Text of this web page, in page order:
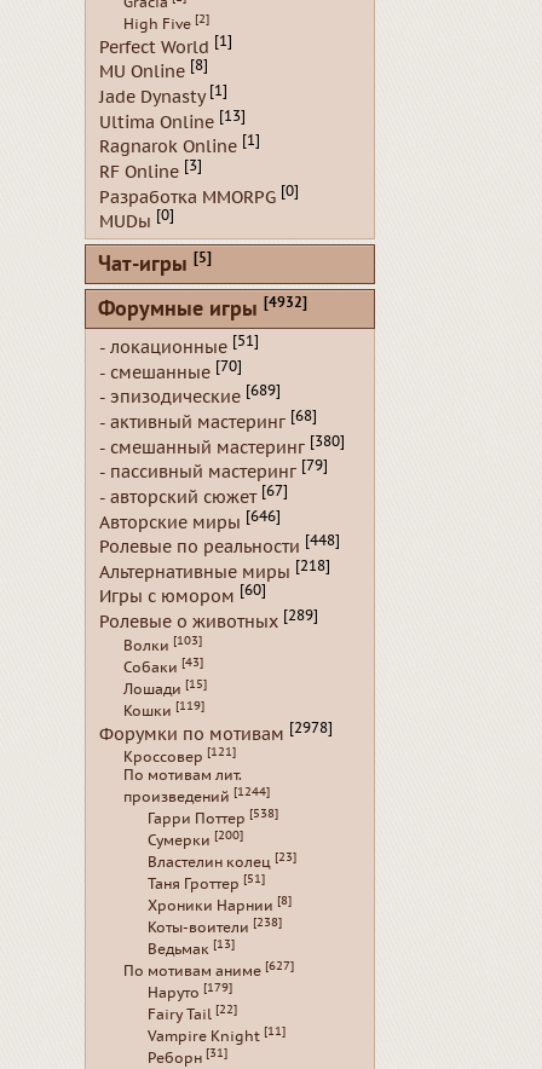
High Five [2]
Perfect World [1]
MU Online [8]
Jade Dynasty [1]
Ultima Online [13]
Ragnarok Online [1]
RF Online [3]
Разработка MMORPG [0]
MUDы [0]
Чат-игры [5]
Форумные игры [4932]
- локационные [51]
- смешанные [70]
- эпизодические [689]
- активный мастеринг [68]
- смешанный мастеринг [380]
- пассивный мастеринг [79]
- авторский сюжет [67]
Авторские миры [646]
Ролевые по реальности [448]
Альтернативные миры [218]
Игры с юмором [60]
Ролевые о животных [289]
Волки [103]
Собаки [43]
Лошади [15]
Кошки [119]
Форумки по мотивам [2978]
Кроссовер [121]
По мотивам лит.
произведений [1244]
Гарри Поттер [538]
Сумерки [200]
Властелин колец [23]
Таня Гроттер [51]
Хроники Нарнии [8]
Коты-воители [238]
Ведьмак [13]
По мотивам аниме [627]
Наруто [179]
Fairy Tail [22]
Vampire Knight [11]
Реборн [31]